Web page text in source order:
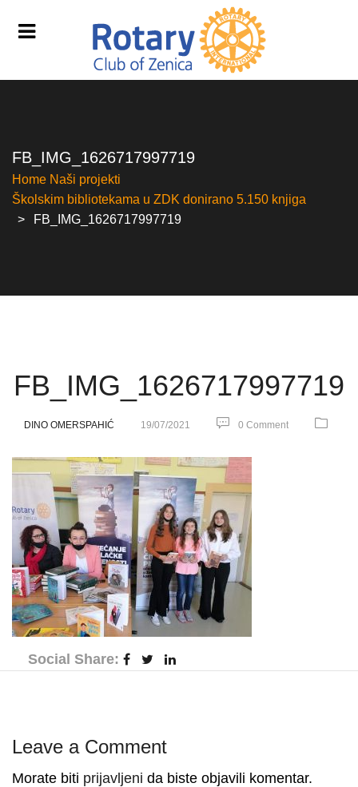
FB_IMG_1626717997719
Home Naši projekti
Školskim bibliotekama u ZDK donirano 5.150 knjiga
FB_IMG_1626717997719
FB_IMG_1626717997719
DINO OMERSPAHIĆ 19/07/2021 0 Comment
Social Share:
Leave a Comment
Morate biti prijavljeni da biste objavili komentar.